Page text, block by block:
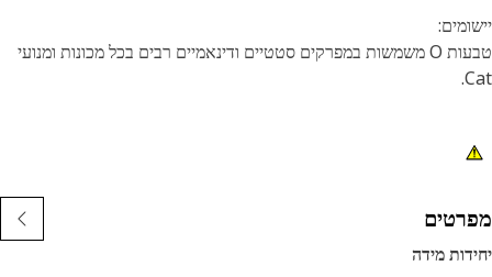
טבעות O משמשות במפרקים סטטיים ודינאמיים רבים בכל מכונות ומנועי
מידה